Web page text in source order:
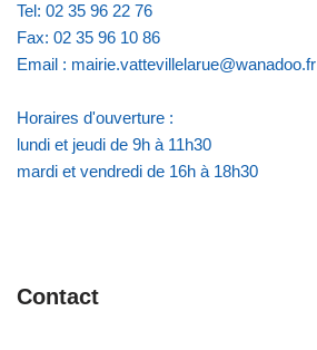
Tel: 02 35 96 22 76
Fax: 02 35 96 10 86
Email : mairie.vattevillelarue@wanadoo.fr
Horaires d'ouverture :
lundi et jeudi de 9h à 11h30
mardi et vendredi de 16h à 18h30
Contact